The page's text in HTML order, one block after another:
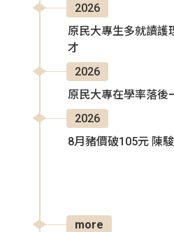
2026
原民大專生多就讀護
才
2026
原民大專在學率落後
2026
8月豬價破105元 陳
more